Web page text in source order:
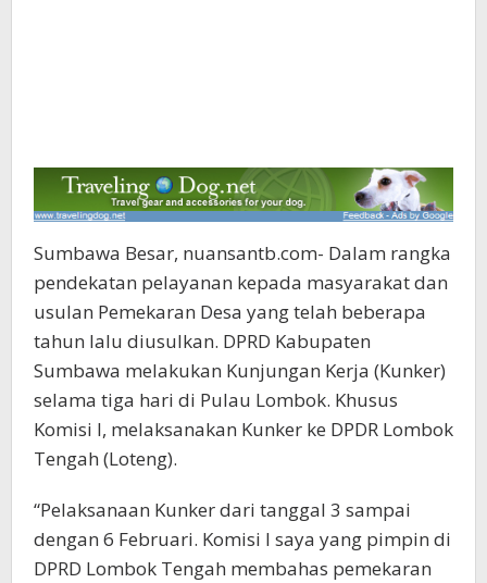
Sumbawa Besar, nuansantb.com- Dalam rangka
pendekatan pelayanan kepada masyarakat dan
usulan Pemekaran Desa yang telah beberapa
tahun lalu diusulkan. DPRD Kabupaten
Sumbawa melakukan Kunjungan Kerja (Kunker)
selama tiga hari di Pulau Lombok. Khusus
Komisi I, melaksanakan Kunker ke DPDR Lombok
Tengah (Loteng).
“Pelaksanaan Kunker dari tanggal 3 sampai
dengan 6 Februari. Komisi I saya yang pimpin di
DPRD Lombok Tengah membahas pemekaran